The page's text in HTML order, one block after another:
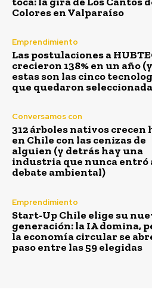
Colores en Valparaíso
Emprendimiento
Las postulaciones a
crecieron 138% en un año (y
estas son las cinco
que quedaron
Conversamos con
312 árboles nativos crecen
en Chile con las cenizas de
alguien (y detrás hay una
industria que nunca entró
debate ambiental)
Emprendimiento
Start-Up Chile elige su
generación: la IA domina,
la economía circular se
paso entre las 59 elegidas